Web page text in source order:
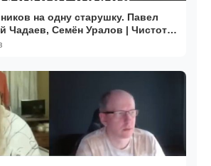
на одну старушку. Павел
Чадаев, Семён Уралов | Чистота